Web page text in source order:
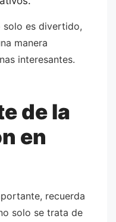
solo es divertido,
manera
interesantes.
de la
en
recuerda
solo se trata de